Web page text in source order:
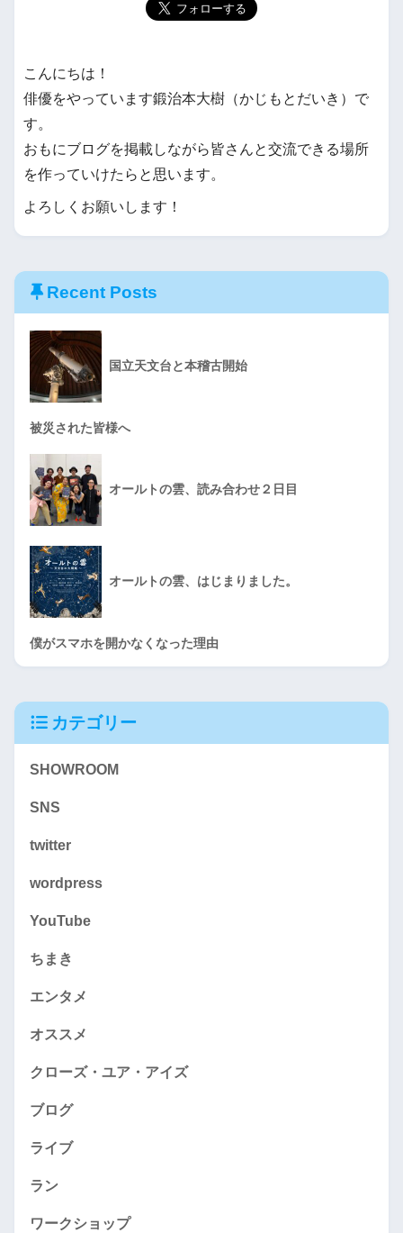
こんにちは！
俳優をやっています鍛治本大樹（かじもとだいき）で
す。
おもにブログを掲載しながら皆さんと交流できる場所
を作っていけたらと思います。
よろしくお願いします！
Recent Posts
国立天文台と本稽古開始
被災された皆様へ
オールトの雲、読み合わせ２日目
オールトの雲、はじまりました。
僕がスマホを開かなくなった理由
カテゴリー
SHOWROOM
SNS
twitter
wordpress
YouTube
ちまき
エンタメ
オススメ
クローズ・ユア・アイズ
ブログ
ライブ
ラン
ワークショップ